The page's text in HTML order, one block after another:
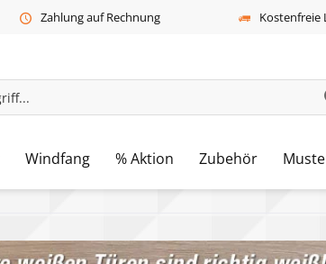
Zahlung auf Rechnung Kostenfreie
Windfang % Aktion Zubehör